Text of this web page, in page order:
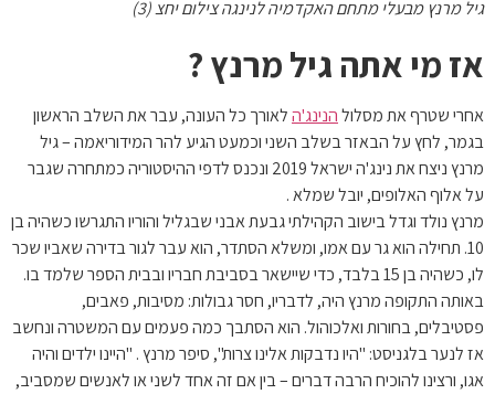
גיל מרנץ מבעלי מתחם האקדמיה לנינגה צילום יחצ (3)
אז מי אתה גיל מרנץ ?
אחרי שטרף את מסלולהנינג'הלאורך כל העונה, עבר את השלב הראשון
בגמר, לחץ על הבאזר בשלב השני וכמעט הגיע להר המידוריאמה – גיל
מרנץ ניצח את נינג'ה ישראל 2019 ונכנס לדפי ההיסטוריה כמתחרה שגבר
על אלוף האלופים, יובל שמלא .
מרנץ נולד וגדל בישוב הקהילתי גבעת אבני שבגליל והוריו התגרשו כשהיה בן
10. תחילה הוא גר עם אמו, ומשלא הסתדר, הוא עבר לגור בדירה שאביו שכר
לו, כשהיה בן 15 בלבד, כדי שיישאר בסביבת חבריו ובבית הספר שלמד בו.
באותה התקופה מרנץ היה, לדבריו, חסר גבולות: מסיבות, פאבים,
פסטיבלים, בחורות ואלכוהול. הוא הסתבך כמה פעמים עם המשטרה ונחשב
אז לנער בלגניסט: "היו נדבקות אלינו צרות", סיפר מרנץ . "היינו ילדים והיה
אגו, ורצינו להוכיח הרבה דברים – בין אם זה אחד לשני או לאנשים שמסביב,